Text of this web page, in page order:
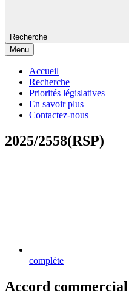
Recherche
Menu
Accueil
Recherche
Priorités législatives
En savoir plus
Contactez-nous
2025/2558(RSP)
complète
Accord